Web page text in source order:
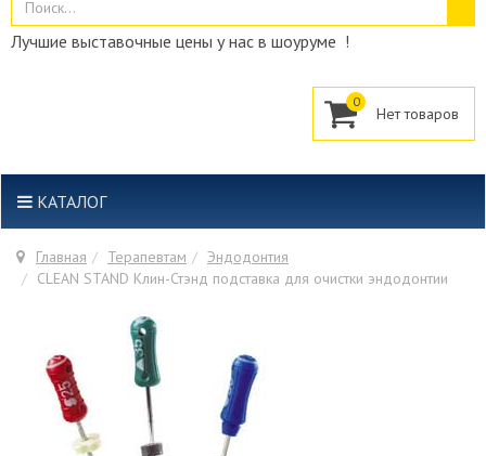
Лучшие выставочные цены у нас в шоуруме !
0
КАТАЛОГ
Главная Терапевтам
Эндодонтия
CLEAN STAND Клин-Стэнд подставка для очистки эндодонтии